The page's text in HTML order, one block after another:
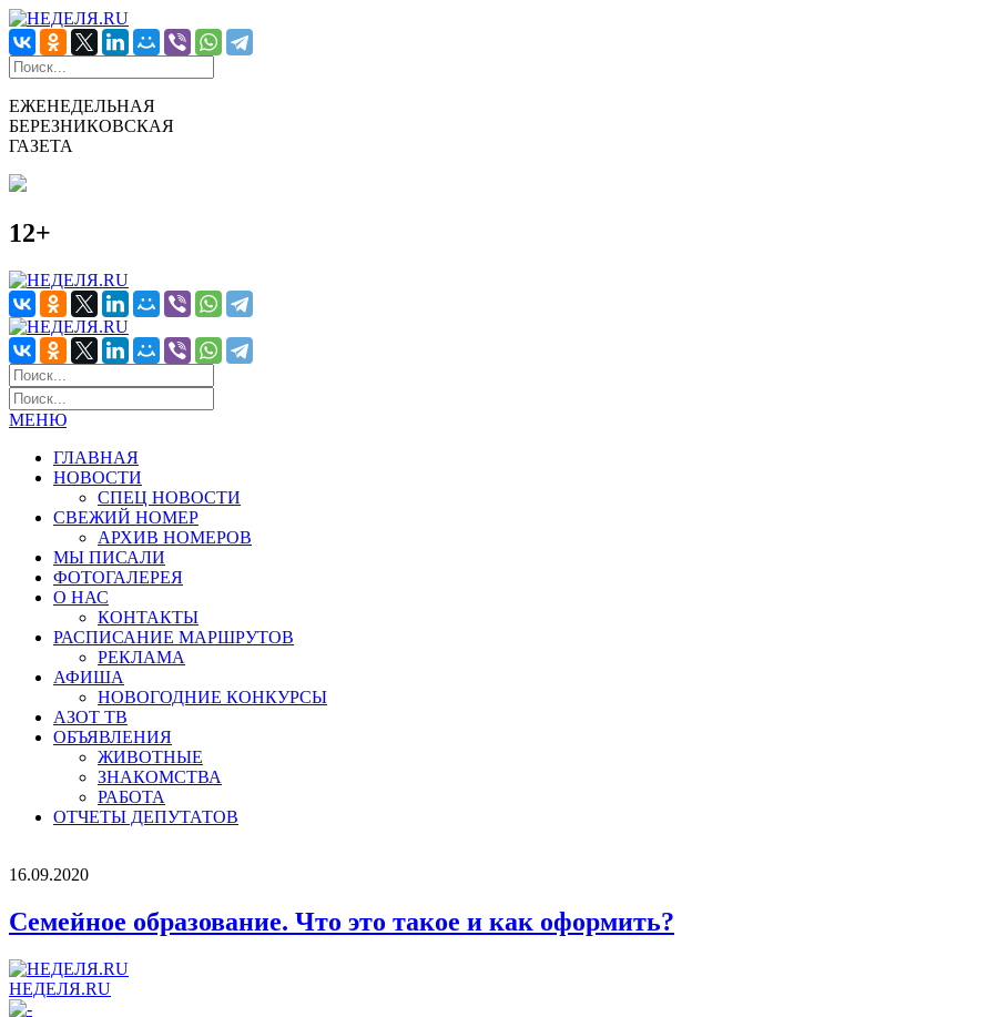
ЕЖЕНЕДЕЛЬНАЯ
БЕРЕЗНИКОВСКАЯ
ГАЗЕТА
12+
МЕНЮ
ГЛАВНАЯ
НОВОСТИ
СПЕЦ НОВОСТИ
СВЕЖИЙ НОМЕР
АРХИВ НОМЕРОВ
МЫ ПИСАЛИ
ФОТОГАЛЕРЕЯ
О НАС
КОНТАКТЫ
РАСПИСАНИЕ МАРШРУТОВ
РЕКЛАМА
АФИША
НОВОГОДНИЕ КОНКУРСЫ
АЗОТ ТВ
ОБЪЯВЛЕНИЯ
ЖИВОТНЫЕ
ЗНАКОМСТВА
РАБОТА
ОТЧЕТЫ ДЕПУТАТОВ
16.09.2020
Семейное образование. Что это такое и как оформить?
НЕДЕЛЯ.RU